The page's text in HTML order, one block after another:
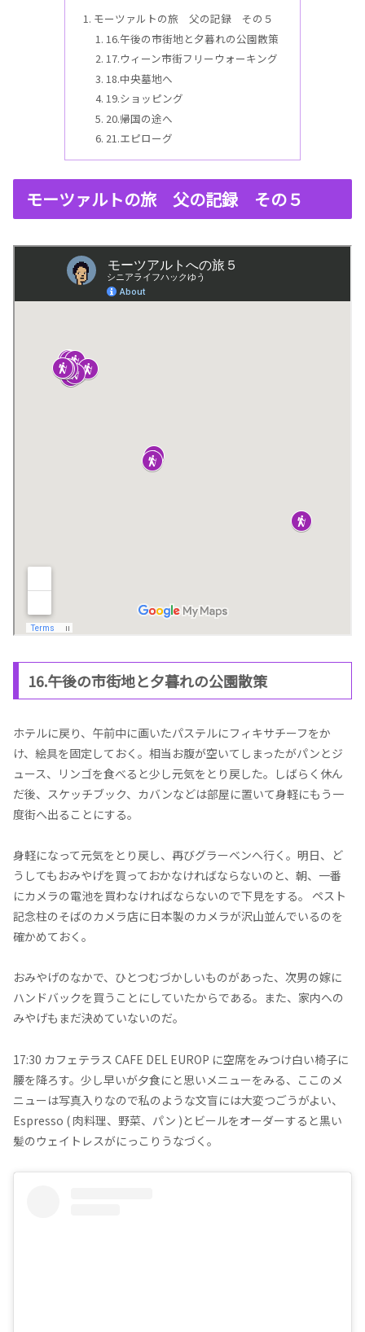
モーツァルトの旅 父の記録 その５
16.午後の市街地と夕暮れの公園散策
17.ウィーン市街フリーウォーキング
18.中央墓地へ
19.ショッピング
20.帰国の途へ
21.エピローグ
モーツァルトの旅 父の記録 その５
16.午後の市街地と夕暮れの公園散策
ホテルに戻り、午前中に画いたパステルにフィキサチーフをか
け、絵具を固定しておく。相当お腹が空いてしまったがパンとジ
ュース、リンゴを食べると少し元気をとり戻した。しばらく休ん
だ後、スケッチブック、カバンなどは部屋に置いて身軽にもう一
度街へ出ることにする。
身軽になって元気をとり戻し、再びグラーベンへ行く。明日、ど
うしてもおみやげを買っておかなければならないのと、朝、一番
にカメラの電池を買わなければならないので下見をする。 ペスト
記念柱のそばのカメラ店に日本製のカメラが沢山並んでいるのを
確かめておく。
おみやげのなかで、ひとつむづかしいものがあった、次男の嫁に
ハンドバックを買うことにしていたからである。また、家内への
みやげもまだ決めていないのだ。
17:30 カフェテラス CAFE DEL EUROP に空席をみつけ白い椅子に
腰を降ろす。少し早いが夕食にと思いメニューをみる、ここのメ
ニューは写真入りなので私のような文盲には大変つごうがよい、
Espresso ( 肉料理、野菜、パン )とビールをオーダーすると黒い
髪のウェイトレスがにっこりうなづく。